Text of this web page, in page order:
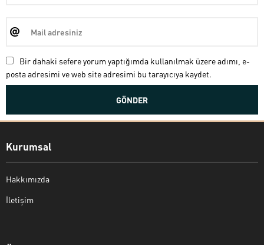
Bir dahaki sefere yorum yaptığımda kullanılmak üzere adımı, e-
posta adresimi ve web site adresimi bu tarayıcıya kaydet.
Kurumsal
Hakkımızda
İletişim